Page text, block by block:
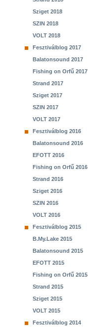
Sziget 2018
SZIN 2018
VOLT 2018
Fesztiválblog 2017
Balatonsound 2017
Fishing on Orfű 2017
Strand 2017
Sziget 2017
SZIN 2017
VOLT 2017
Fesztiválblog 2016
Balatonsound 2016
EFOTT 2016
Fishing on Orfű 2016
Strand 2016
Sziget 2016
SZIN 2016
VOLT 2016
Fesztiválblog 2015
B.My.Lake 2015
Balatonsound 2015
EFOTT 2015
Fishing on Orfű 2015
Strand 2015
Sziget 2015
VOLT 2015
Fesztiválblog 2014